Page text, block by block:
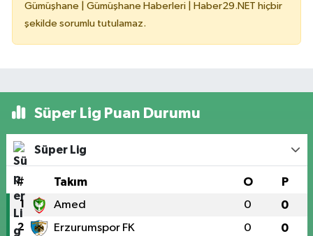
Gümüşhane | Gümüşhane Haberleri | Haber29.NET hiçbir
şekilde sorumlu tutulamaz.
Süper Lig Puan Durumu
Süper Lig
# Takım O P
1 Amed 0 0
2 Erzurumspor FK 0 0